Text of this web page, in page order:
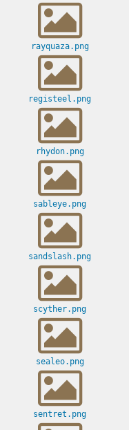
rayquaza.png
registeel.png
rhydon.png
sableye.png
sandslash.png
scyther.png
sealeo.png
sentret.png